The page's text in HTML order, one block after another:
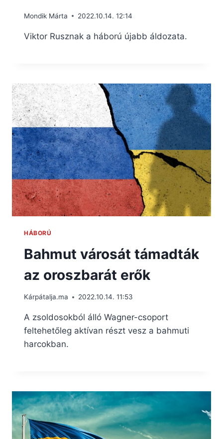
Mondik Márta 2022.10.14. 12:14
Viktor Rusznak a háború újabb áldozata.
HÁBORÚ
Bahmut városát támadták
az oroszbarát erők
Kárpátalja.ma 2022.10.14. 11:53
A zsoldosokból álló Wagner-csoport
feltehetőleg aktívan részt vesz a bahmuti
harcokban.